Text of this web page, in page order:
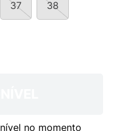
37 38
no momento